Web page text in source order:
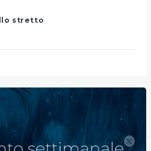
stretto